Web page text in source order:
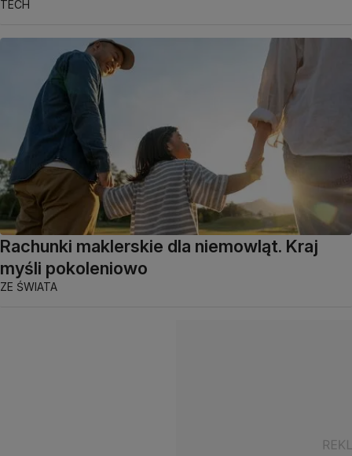
TECH
Rachunki maklerskie dla niemowląt. Kraj
myśli pokoleniowo
ZE ŚWIATA